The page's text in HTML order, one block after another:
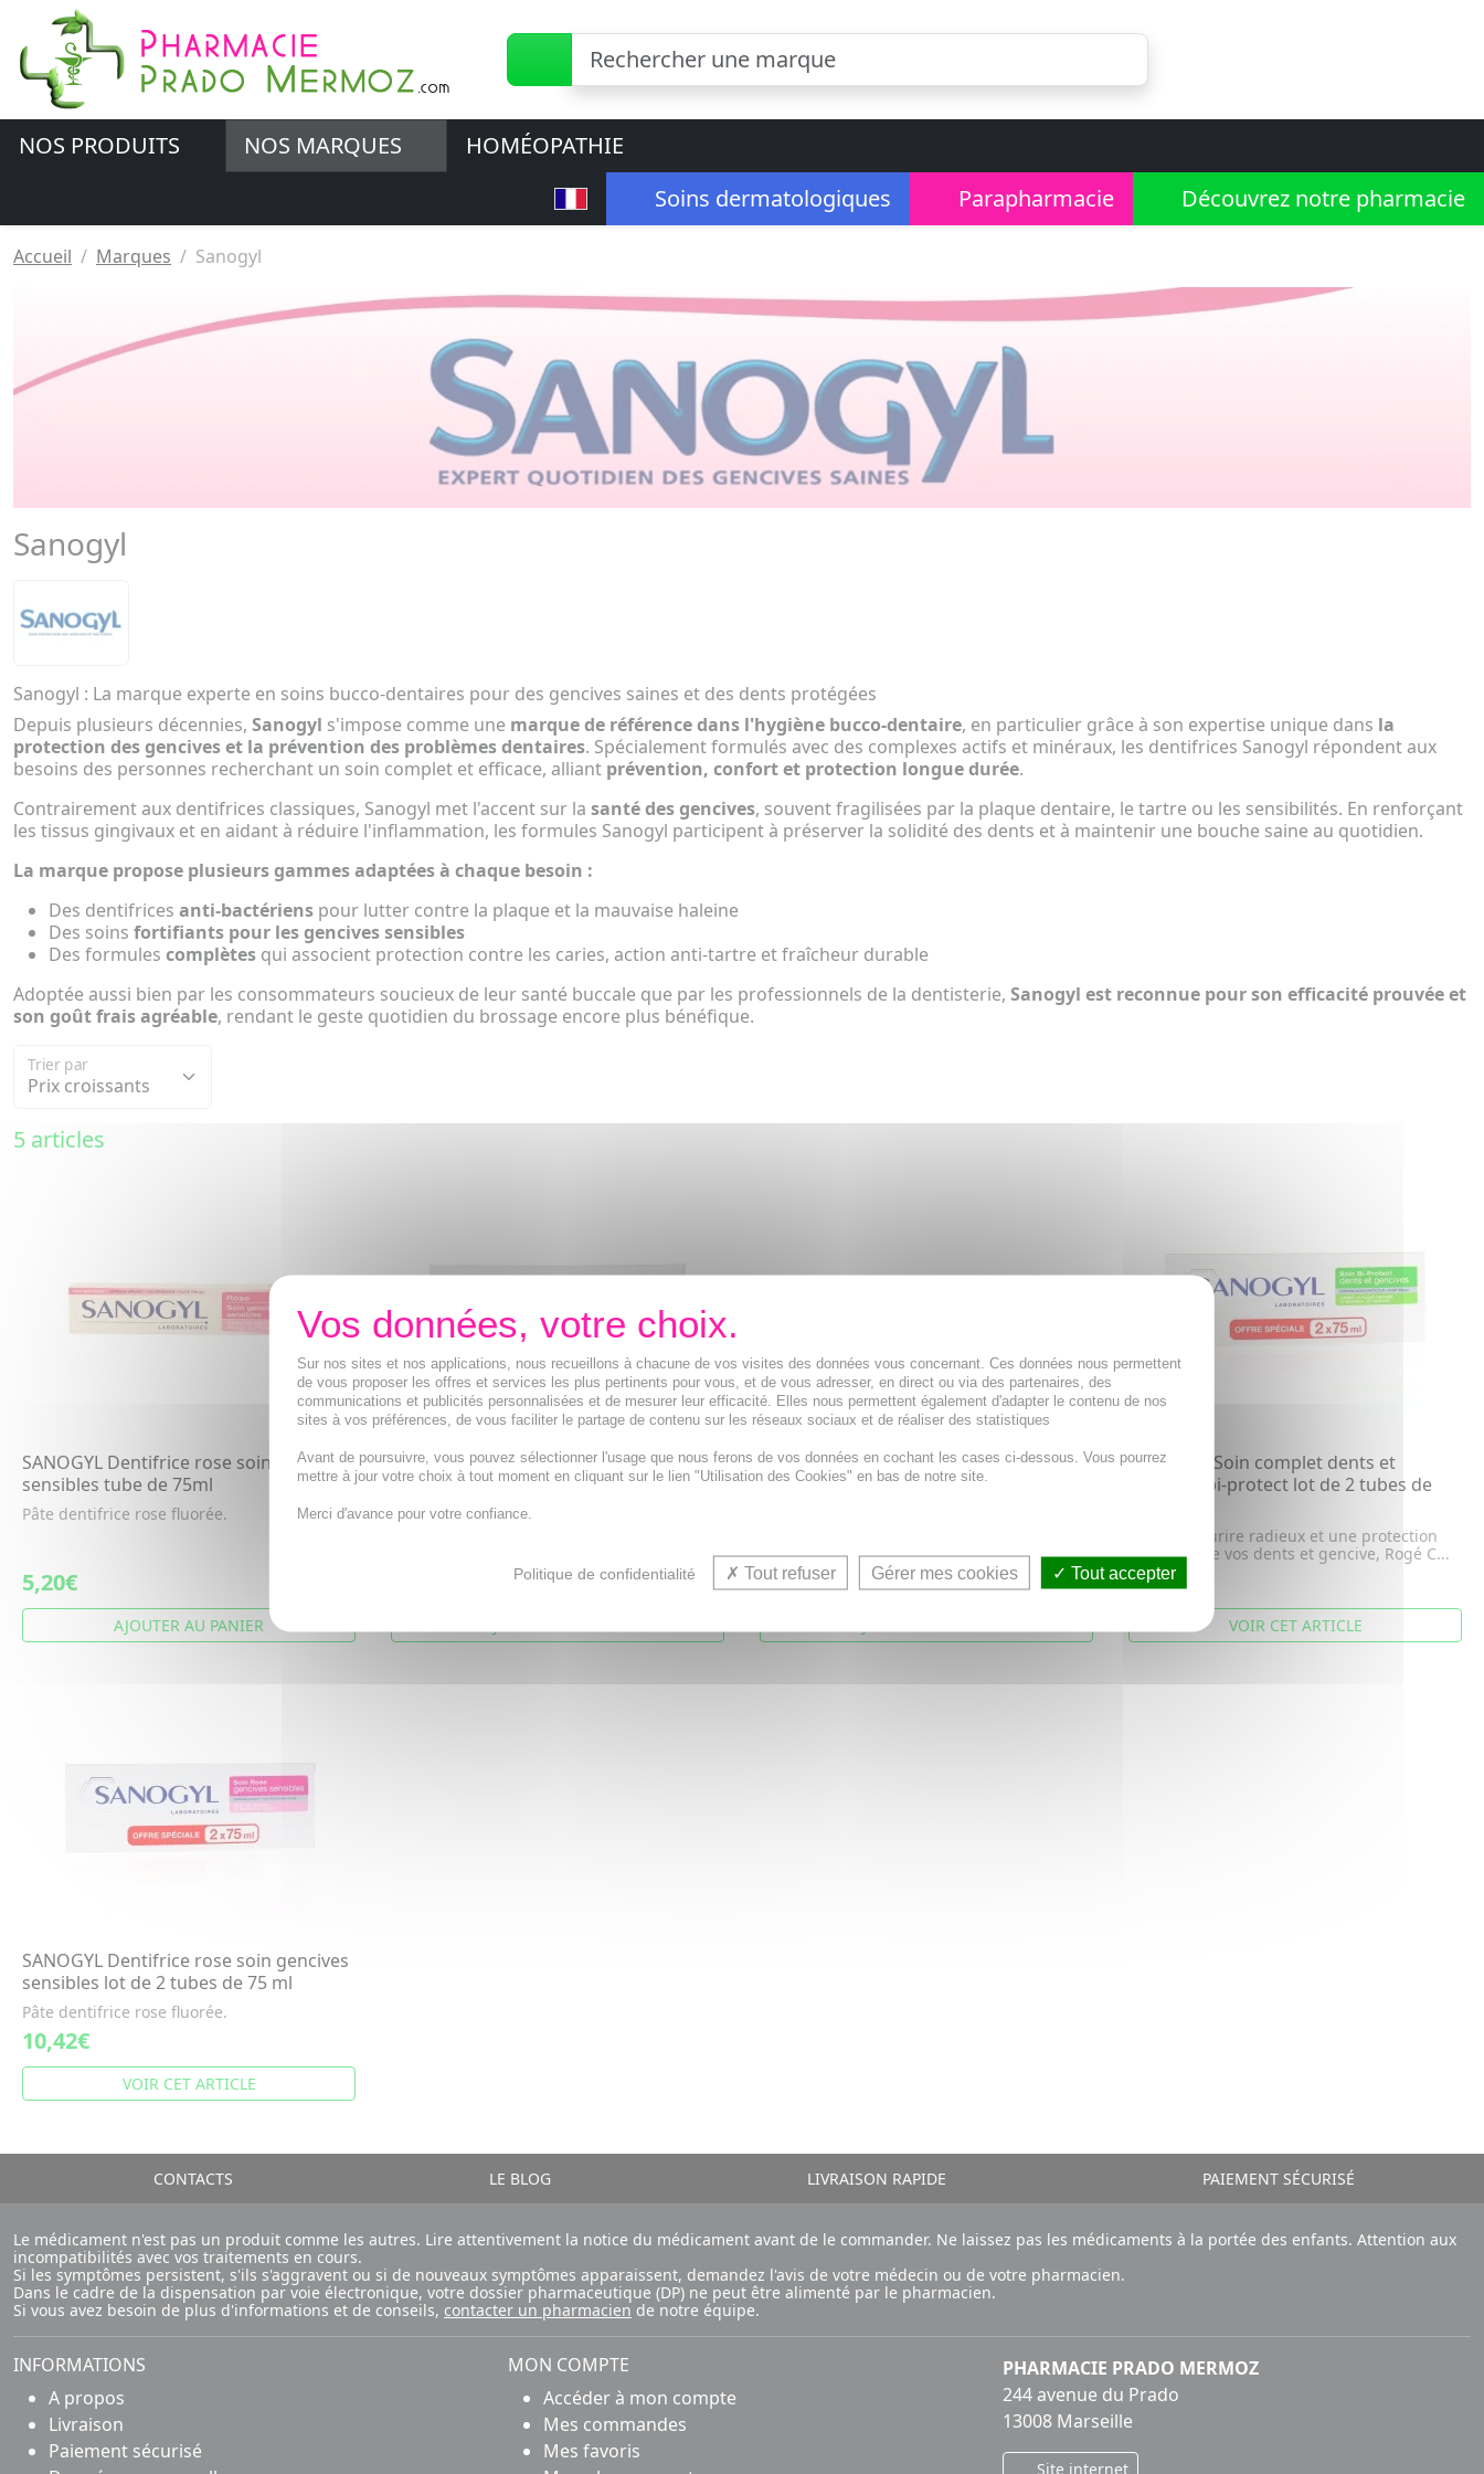
NOS PRODUITS NOS MARQUES
HOMÉOPATHIE
Soins dermatologiques
Parapharmacie Découvrez notre pharmacie
Accueil Marques Sanogyl
Sanogyl
Sanogyl : La marque experte en soins bucco-dentaires pour des gencives saines et des dents protégées
Depuis plusieurs décennies, Sanogyl s'impose comme une marque de référence dans l'hygiène bucco-dentaire, en particulier grâce à son expertise unique dans la
protection des gencives et la prévention des problèmes dentaires. Spécialement formulés avec des complexes actifs et minéraux, les dentifrices Sanogyl répondent aux
besoins des personnes recherchant un soin complet et efficace, alliant prévention, confort et protection longue durée.
Contrairement aux dentifrices classiques, Sanogyl met l'accent sur la santé des gencives, souvent fragilisées par la plaque dentaire, le tartre ou les sensibilités. En renforçant
les tissus gingivaux et en aidant à réduire l'inflammation, les formules Sanogyl participent à préserver la solidité des dents et à maintenir une bouche saine au quotidien.
La marque propose plusieurs gammes adaptées à chaque besoin :
Des dentifrices anti-bactériens pour lutter contre la plaque et la mauvaise haleine
Des soins fortifiants pour les gencives sensibles
Des formules complètes qui associent protection contre les caries, action anti-tartre et fraîcheur durable
Adoptée aussi bien par les consommateurs soucieux de leur santé buccale que par les professionnels de la dentisterie, Sanogyl est reconnue pour son efficacité prouvée et
son goût frais agréable, rendant le geste quotidien du brossage encore plus bénéfique.
Trier par
5 articles
SANOGYL Dentifrice rose soin gencives
sensibles tube de 75ml
Pâte dentifrice rose fluorée.
5,20€
AJOUTER AU PANIER
SANOGYL dentifrice soin bi-fluor
prévention caries 75ml lot de 2
SANOGYL dentifrice soin bi-fluor prévention
SANOGYL Dentifrice bi-protect soin
complet dents et gencives tube de 75ml
5,20€
SANOGYL Soin complet dents et
gencives bi-protect lot de 2 tubes de
Pour un sourire radieux et une protection
complète de vos dents et gencive, Rogé C...
10,42€
VOIR CET ARTICLE
SANOGYL Dentifrice rose soin gencives
sensibles lot de 2 tubes de 75 ml
Pâte dentifrice rose fluorée.
10,42€
VOIR CET ARTICLE
CONTACTS LE BLOG LIVRAISON RAPIDE PAIEMENT SÉCURISÉ
Le médicament n'est pas un produit comme les autres. Lire attentivement la notice du médicament avant de le commander. Ne laissez pas les médicaments à la portée des enfants. Attention aux
incompatibilités avec vos traitements en cours.
Si les symptômes persistent, s'ils s'aggravent ou si de nouveaux symptômes apparaissent, demandez l'avis de votre médecin ou de votre pharmacien.
Dans le cadre de la dispensation par voie électronique, votre dossier pharmaceutique (DP) ne peut être alimenté par le pharmacien.
Si vous avez besoin de plus d'informations et de conseils, contacter un pharmacien de notre équipe.
INFORMATIONS
A propos
Livraison
Paiement sécurisé
MON COMPTE
Accéder à mon compte
Mes commandes
Mes favoris
PHARMACIE PRADO MERMOZ
244 avenue du Prado
13008 Marseille
Site internet
Sur nos sites et nos applications, nous recueillons à chacune de vos visites des données vous concernant. Ces données nous permettent
de vous proposer les offres et services les plus pertinents pour vous, et de vous adresser, en direct ou via des partenaires, des
communications et publicités personnalisées et de mesurer leur efficacité. Elles nous permettent également d'adapter le contenu de nos
sites à vos préférences, de vous faciliter le partage de contenu sur les réseaux sociaux et de réaliser des statistiques
Avant de poursuivre, vous pouvez sélectionner l'usage que nous ferons de vos données en cochant les cases ci-dessous. Vous pourrez
mettre à jour votre choix à tout moment en cliquant sur le lien "Utilisation des Cookies" en bas de notre site.
Merci d'avance pour votre confiance.
Politique de confidentialité Tout refuser Gérer mes cookies Tout accepter